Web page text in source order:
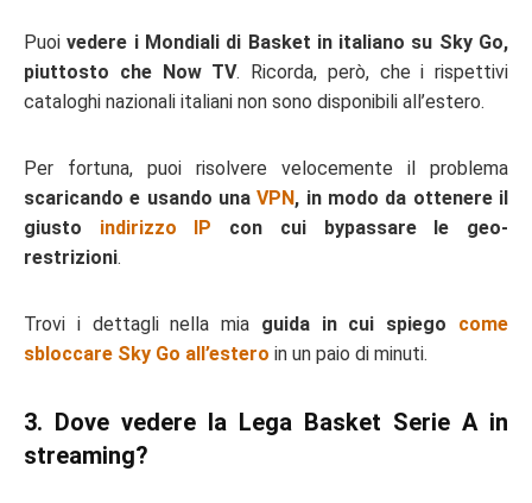
Puoivedere i Mondiali di Basket in italiano su Sky Go,
piuttosto che Now TV. Ricorda, però, che i rispettivi
cataloghi nazionali italiani non sono disponibili all’estero.
Per fortuna, puoi risolvere velocemente il problema
scaricando e usando unaVPN, in modo da ottenere il
giusto indirizzo IP con cui bypassare le geo-
restrizioni.
Trovi i dettagli nella mia guida in cui spiego come
sbloccare Sky Go all’estero in un paio di minuti.
3. Dove vedere la Lega Basket Serie A in
streaming?